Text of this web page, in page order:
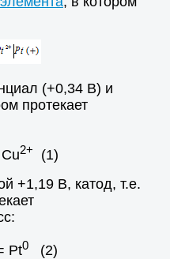
(+0,34 В) и
протекает
2+
(1)
+1,19 В, катод, т.е.
Pt0 (2)